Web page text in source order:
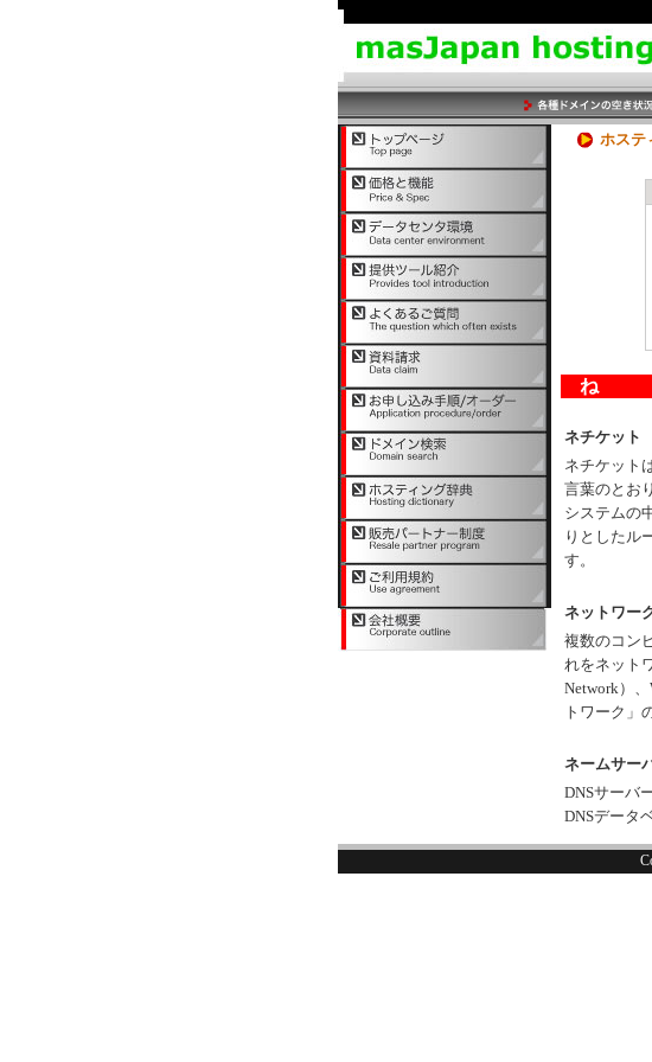
ホステ
ね
ネチケット
ネチケット
言葉のとお
システムの
りとしたル
す。
ネットワー
複数のコン
れをネット
Network）
トワーク」
ネームサー
DNSサーバ
DNSデータ